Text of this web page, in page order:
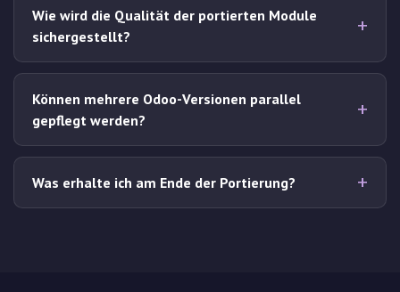
Wie wird die Qualität der portierten Module
sichergestellt?
Können mehrere Odoo-Versionen parallel
gepflegt werden?
Was erhalte ich am Ende der Portierung?